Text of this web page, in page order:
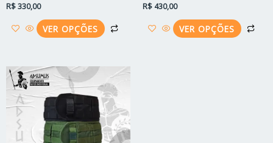
R$330,00
VER OPÇÕES
produto
R$ 430,00
VER OPÇÕES
Este
várias
variantes.